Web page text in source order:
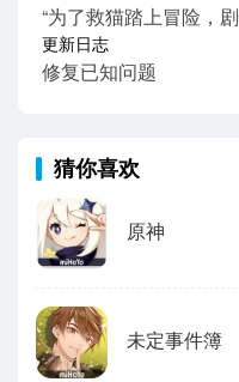
“为了救猫踏上冒险，
更新日志
修复已知问题
猜你喜欢
原神
未定事件簿